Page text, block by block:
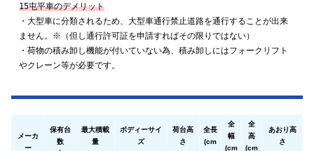
15屯平車のデメリット
・大型車に分類されるため、大型車通行禁止道路を通行することが出来
ません。※（但し通行許可証を申請すればその限りではない）
・荷物の積み卸し機能が付いていない為、積み卸しにはフォークリフト
やクレーン等が必要です。
メーカ
ー
保有台
数
最大積載
量
ボディーサイ
ズ
荷台高
さ
全長
(cm
全
幅
(cm
全
高
(cm
あおり高
さ